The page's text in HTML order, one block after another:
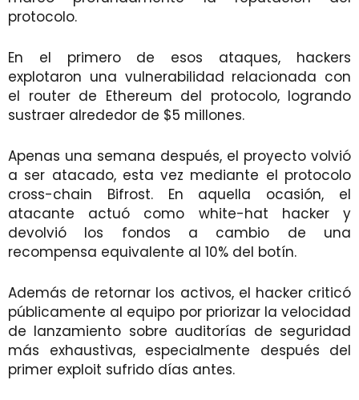
protocolo.
En el primero de esos ataques, hackers
explotaron una vulnerabilidad relacionada con
el router de Ethereum del protocolo, logrando
sustraer alrededor de $5 millones.
Apenas una semana después, el proyecto volvió
a ser atacado, esta vez mediante el protocolo
cross-chain Bifrost. En aquella ocasión, el
atacante actuó como white-hat hacker y
devolvió los fondos a cambio de una
recompensa equivalente al 10% del botín.
Además de retornar los activos, el hacker criticó
públicamente al equipo por priorizar la velocidad
de lanzamiento sobre auditorías de seguridad
más exhaustivas, especialmente después del
primer exploit sufrido días antes.